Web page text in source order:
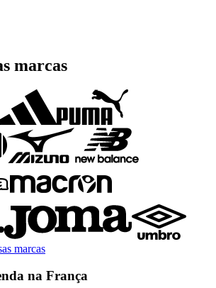
marcas
marcas
na França